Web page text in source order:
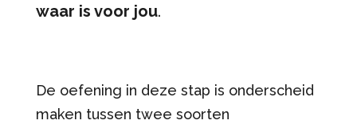
waar is voor jou.
De oefening in deze stap is onderscheid
maken tussen twee soorten